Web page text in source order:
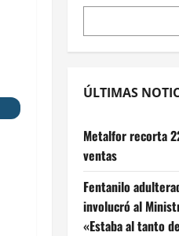
ÚLTIMAS
Metalfor recorta
ventas
Fentanilo
involucró al
«Estaba al tanto